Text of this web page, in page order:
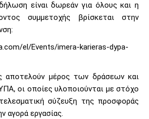
είναι δωρεάν για όλους και η
συμμετοχής βρίσκεται στην
el/Events/imera-karieras-dypa-
αποτελούν μέρος των δράσεων και
οι οποίες υλοποιούνται με στόχο
σύζευξη της προσφοράς
αγορά εργασίας.